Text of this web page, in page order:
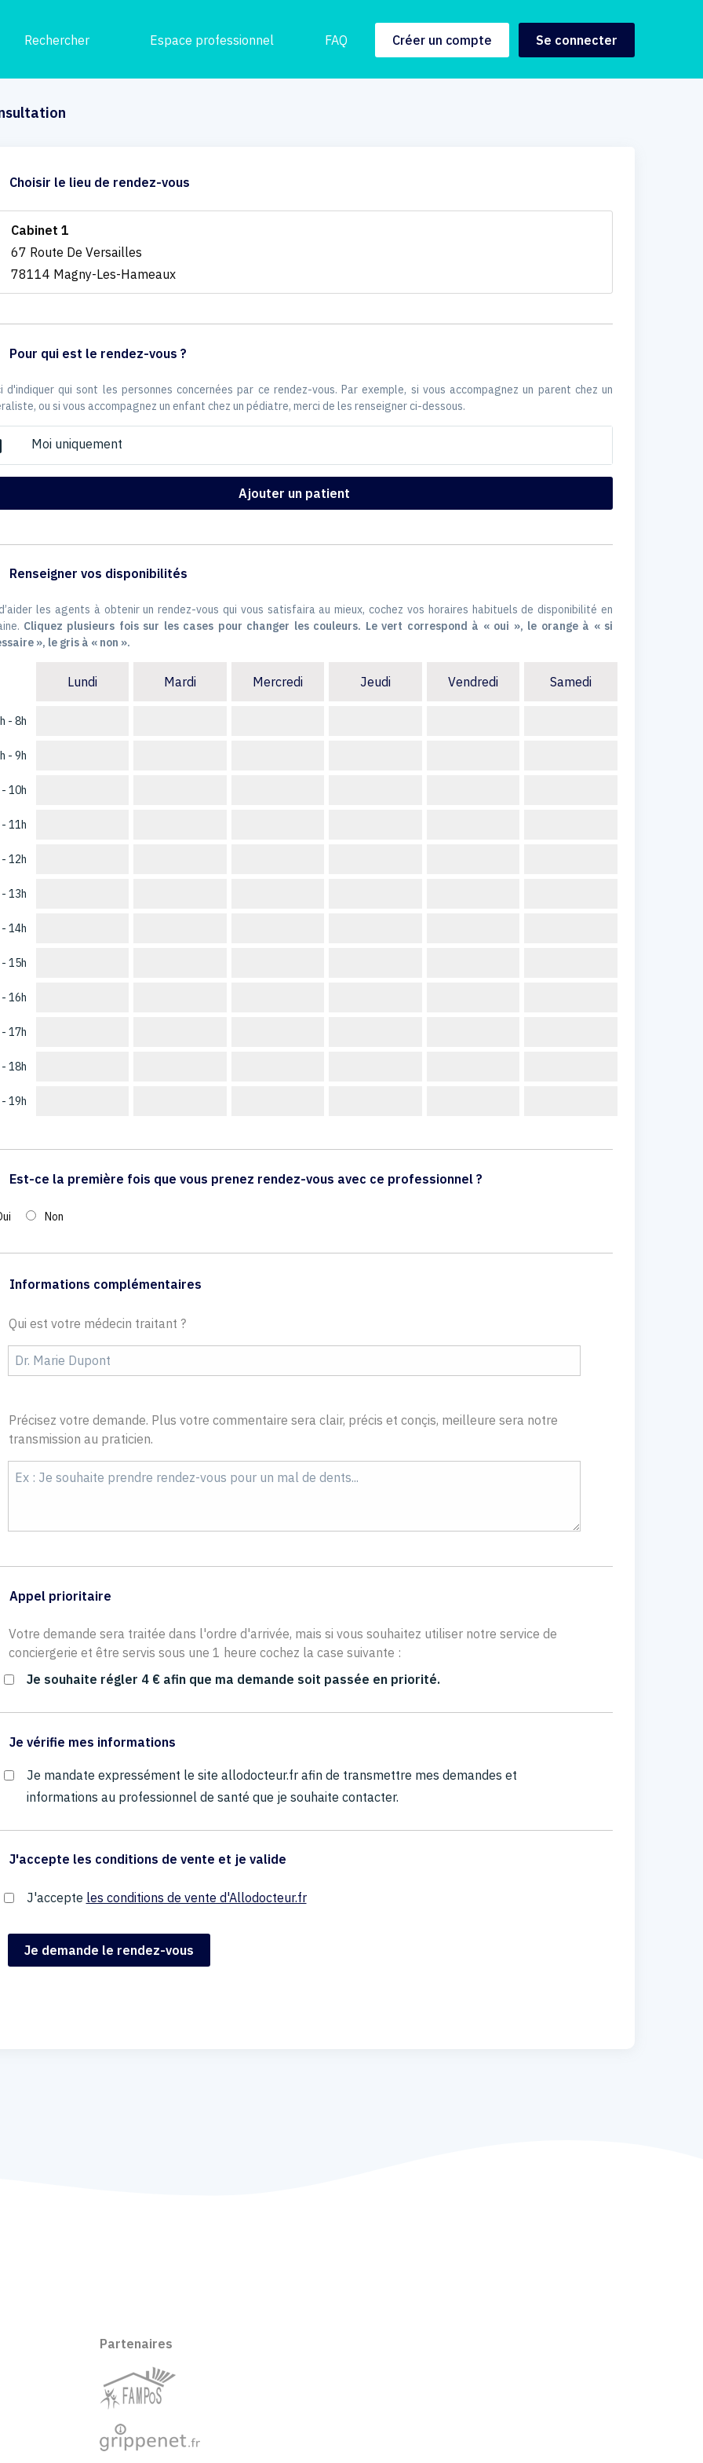
Rechercher Espace professionnel FAQ Créer un compte Se connecter
Choisir le lieu de rendez-vous
Cabinet 1
67 Route De Versailles
78114 Magny-Les-Hameaux
Pour qui est le rendez-vous ?
d'indiquer qui sont les personnes concernées par ce rendez-vous. Par exemple, si vous accompagnez un parent chez un
ou si vous accompagnez un enfant chez un pédiatre, merci de les renseigner ci-dessous.
Moi uniquement
Ajouter un patient
Renseigner vos disponibilités
les agents à obtenir un rendez-vous qui vous satisfaira au mieux, cochez vos horaires habituels de disponibilité en
Cliquez plusieurs fois sur les cases pour changer les couleurs. Le vert correspond à « oui », le orange à « si
», le gris à « non ».
- 8h
- 9h
10h
11h
12h
13h
14h
15h
16h
17h
18h
19h
Lundi Mardi Mercredi Jeudi Vendredi Samedi
Est-ce la première fois que vous prenez rendez-vous avec ce professionnel ?
Non
Informations complémentaires
Qui est votre médecin traitant ?
Précisez votre demande. Plus votre commentaire sera clair, précis et conçis, meilleure sera notre
transmission au praticien.
Appel prioritaire
Votre demande sera traitée dans l'ordre d'arrivée, mais si vous souhaitez utiliser notre service de
conciergerie et être servis sous une 1 heure cochez la case suivante :
Je souhaite régler 4 € afin que ma demande soit passée en priorité.
Je vérifie mes informations
Je mandate expressément le site allodocteur.fr afin de transmettre mes demandes et
informations au professionnel de santé que je souhaite contacter.
J'accepte les conditions de vente et je valide
J'accepte les conditions de vente d'Allodocteur.fr
Partenaires